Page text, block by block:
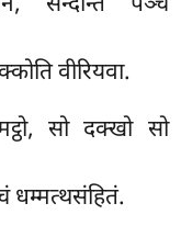
वीरियवा.
सो दक्खो सो
धम्मत्थसंहितं.